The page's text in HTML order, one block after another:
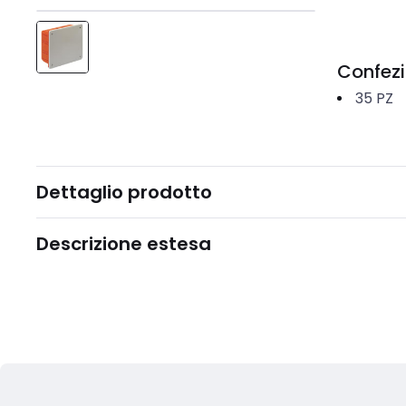
35 PZ
Dettaglio prodotto
Descrizione estesa